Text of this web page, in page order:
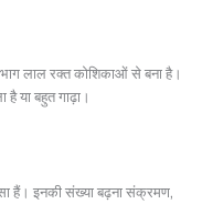
लाल रक्त कोशिकाओं से बना है।
या बहुत गाढ़ा।
हैं। इनकी संख्या बढ़ना संक्रमण,